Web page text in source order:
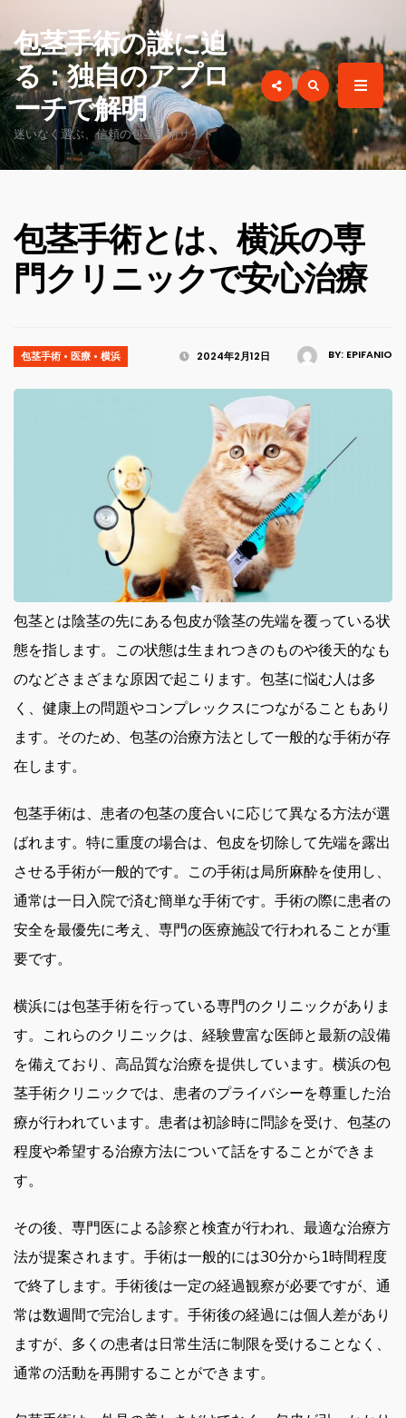
包茎手術の謎に迫
る：独自のアプロ
ーチで解明
迷いなく選ぶ、信頼の包茎手術サイト
包茎手術とは、横浜の専
門クリニックで安心治療
BY: EPIFANIO
2024年2月12日
包茎手術 • 医療 • 横浜
包茎とは陰茎の先にある包皮が陰茎の先端を覆っている状
態を指します。
この状態は生まれつきのものや後天的なも
のなどさまざまな原因で起こります。包茎に悩む人は多
く、健康上の問題やコンプレックスにつながることもあり
ます。そのため、包茎の治療方法として一般的な手術が存
在します。
包茎手術は、患者の包茎の度合いに応じて異なる方法が選
ばれます。特に重度の場合は、包皮を切除して先端を露出
させる手術が一般的です。この手術は局所麻酔を使用し、
通常は一日入院で済む簡単な手術です。手術の際に患者の
安全を最優先に考え、専門の医療施設で行われることが重
要です。
横浜には包茎手術を行っている専門のクリニックがありま
す。これらのクリニックは、経験豊富な医師と最新の設備
を備えており、高品質な治療を提供しています。横浜の包
茎手術クリニックでは、患者のプライバシーを尊重した治
療が行われています。患者は初診時に問診を受け、包茎の
程度や希望する治療方法について話をすることができま
す。
その後、専門医による診察と検査が行われ、最適な治療方
法が提案されます。手術は一般的には30分から1時間程度
で終了します。手術後は一定の経過観察が必要ですが、通
常は数週間で完治します。手術後の経過には個人差があり
ますが、多くの患者は日常生活に制限を受けることなく、
通常の活動を再開することができます。